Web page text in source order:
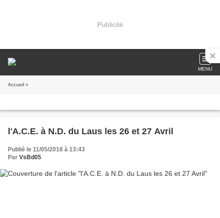
Publicité
MENU
Accueil »
l'A.C.E. à N.D. du Laus les 26 et 27 Avril
Publié le 11/05/2018 à 13:43
Par VsBd05